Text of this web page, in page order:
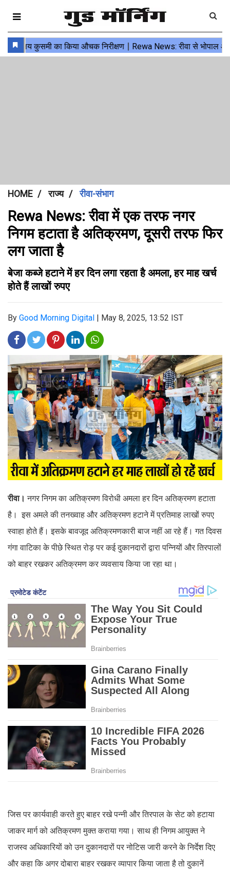
HOME राज्य रीवा-संभाग
Rewa News: रीवा में एक तरफ नगर
निगम हटाता है अतिक्रमण, दूसरी तरफ फिर
लग जाता है
बेजा कब्जे हटाने में हर दिन लगा रहता है अमला, हर माह खर्च
होते हैं लाखों रुपए
By Good Morning Digital | May 8, 2025, 13:52 IST
रीवा।नगर निगम का अतिक्रमण विरोधी अमला हर दिन अतिक्रमण हटाता
है। इस अमले की तनख्वाह और अतिक्रमण हटाने में प्रतिमाह लाखों रुपए
स्वाहा होते हैं। इसके बावजूद अतिक्रमणकारी बाज नहीं आ रहे हैं। गत दिवस
गंगा वाटिका के पीछे स्थित रोड़ पर कई दुकानदारों द्वारा पन्नियों और तिरपालों
को बाहर रखकर अतिक्रमण कर व्यवसाय किया जा रहा था।
जिस पर कार्यवाही करते हुए बाहर रखे पन्नी और तिरपाल के सेट को हटाया
जाकर मार्ग को अतिक्रमण मुक्त कराया गया। साथ ही निगम आयुक्त ने
राजस्व अधिकारियों को उन दुकानदारों पर नोटिस जारी करने के निर्देश दिए
और कहा कि अगर दोबारा बाहर रखकर व्यापार किया जाता है तो दुकानें